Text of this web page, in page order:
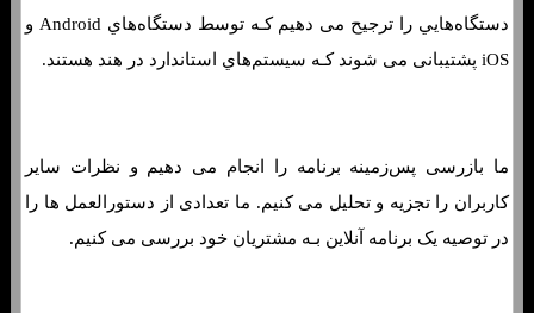
دستگاه‌هایي را ترجیح می دهیم کـه توسط دستگاه‌هاي‌ Android و
iOS پشتیبانی می شوند کـه سیستم‌هاي‌ استاندارد در هند هستند.
ما بازرسی پس‌زمینه برنامه را انجام می دهیم و نظرات سایر
کاربران را تجزیه و تحلیل می کنیم. ما تعدادی از دستورالعمل ها را
در توصیه یک برنامه آنلاین بـه مشتریان خود بررسی می کنیم.